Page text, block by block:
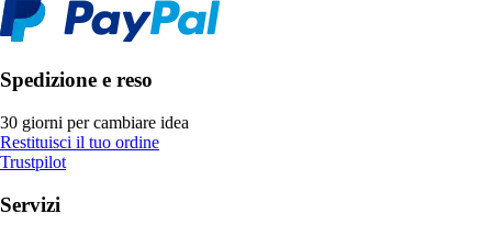
Spedizione e reso
30 giorni per cambiare idea
Restituisci il tuo ordine
Trustpilot
Servizi